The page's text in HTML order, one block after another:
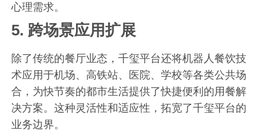
心理需求。
5. 跨场景应用扩展
除了传统的餐厅业态，千玺平台还将机器人餐饮技
术应用于机场、高铁站、医院、学校等各类公共场
合，为快节奏的都市生活提供了快捷便利的用餐解
决方案。这种灵活性和适应性，拓宽了千玺平台的
业务边界。